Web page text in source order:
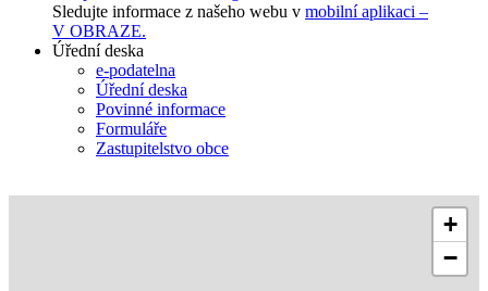
Sledujte informace z našeho webu v mobilní aplikaci –
V OBRAZE.
Úřední deska
e-podatelna
Úřední deska
Povinné informace
Formuláře
Zastupitelstvo obce
+
−